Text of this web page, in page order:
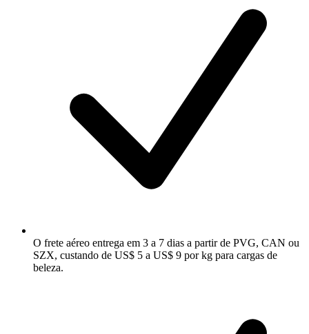
O frete aéreo entrega em 3 a 7 dias a partir de PVG, CAN ou
SZX, custando de US$ 5 a US$ 9 por kg para cargas de
beleza.